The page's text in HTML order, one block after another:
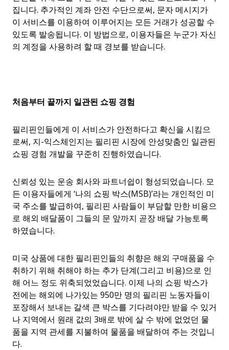
집니다. 추가적인 계좌 안전 수단으로써, 문자 메시지가
이 서비스를 이용하여 이루어지는 모든 거래가 성공할 수
있도록 발송됩니다. 이 방법으로, 이용자들은 누군가 자신
의 계정을 사용하려 할 때 경보를 받습니다.
처음부터 끝까지 일관된 쇼핑 경험
필리핀인들에게 이 서비스가 안전하다고 확신을 시킴으
로써, 지-익스체인지는 필리핀 시장에 안성맞춤인 일관된
쇼핑 경험 개발을 꾸준히 진행하였습니다.
신뢰성 있는 운송 회사와 파트너쉽이 형성되었습니다. 모
든 이용자들에게 ‘나의 쇼핑 박스(MSB)’라는 개인적인 미
국 주소를 발급하여, 필리핀 사람들이 부담할 만한 비용으
로 해외 배달품이 그들의 문 앞까지 곧장 배달 가능토록
하였습니다.
미국 상품에 대한 필리핀인들의 취향은 해외 구매품을 수
취하기 위해 취해야 하는 추가 단계(그리고 비용)으로 인
해 어느 정도 위축되었었습니다. 이제 나의 쇼핑 박스가
전에는 해외에 나가있는 950만 명의 필리핀 노동자들이
포장해서 보내는 갈색 큰 박스를 기다려야만 받을 수 있거
나 지역에서 원래 값의 3배로 밖에 살 수 밖에 없었던 물
품을 지역 관세를 지불하여 물품을 배달하여 주는 것입니
다.